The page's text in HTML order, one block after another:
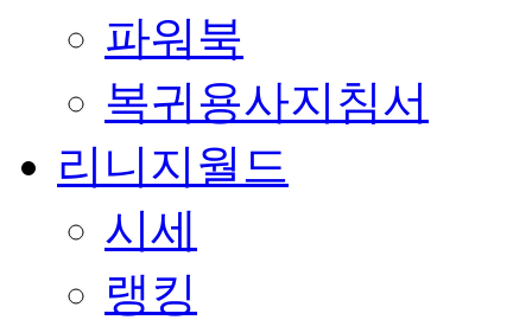
파워북
복귀용사지침서
리니지월드
시세
랭킹